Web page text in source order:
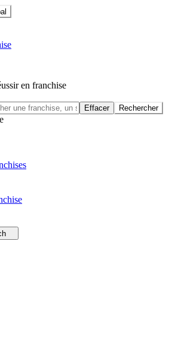
en franchise
Effacer Rechercher